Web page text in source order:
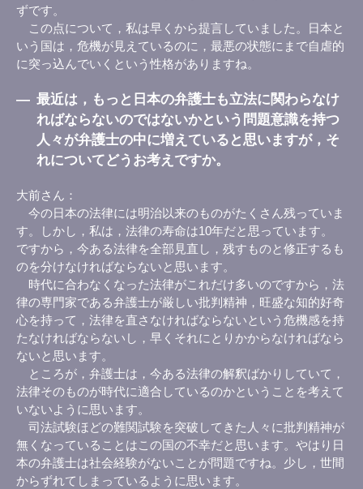
ずです。
この点について，私は早くから提言していました。日本と
いう国は，危機が見えているのに，最悪の状態にまで自虐的
に突っ込んでいくという性格がありますね。
― 最近は，もっと日本の弁護士も立法に関わらなけ
ればならないのではないかという問題意識を持つ
人々が弁護士の中に増えていると思いますが，そ
れについてどうお考えですか。
大前さん
今の日本の法律には明治以来のものがたくさん残っていま
す。しかし，私は，法律の寿命は10年だと思っています。
ですから，今ある法律を全部見直し，残すものと修正するも
のを分けなければならないと思います。
時代に合わなくなった法律がこれだけ多いのですから，法
律の専門家である弁護士が厳しい批判精神，旺盛な知的好奇
心を持って，法律を直さなければならないという危機感を持
たなければならないし，早くそれにとりかからなければなら
ないと思います。
ところが，弁護士は，今ある法律の解釈ばかりしていて，
法律そのものが時代に適合しているのかということを考えて
いないように思います。
司法試験ほどの難関試験を突破してきた人々に批判精神が
無くなっていることはこの国の不幸だと思います。やはり日
本の弁護士は社会経験がないことが問題ですね。少し，世間
からずれてしまっているように思います。